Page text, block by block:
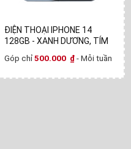
ĐIỆN THOẠI IPHONE 14
128GB - XANH DƯƠNG, TÍM
Góp chỉ500.000 ₫- Mỗi tuần